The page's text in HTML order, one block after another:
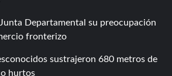
Departamental su preocupación
fronterizo
sustrajeron 680 metros de
hurtos